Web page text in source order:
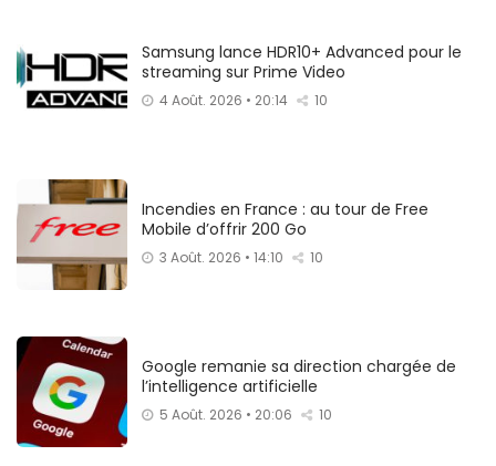
Samsung lance HDR10+ Advanced pour le
streaming sur Prime Video
4 Août. 2026 • 20:14 10
Incendies en France : au tour de Free
Mobile d’offrir 200 Go
3 Août. 2026 • 14:10 10
Google remanie sa direction chargée de
l’intelligence artificielle
5 Août. 2026 • 20:06 10